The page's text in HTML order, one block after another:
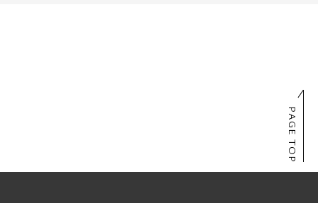
PAGE TOP